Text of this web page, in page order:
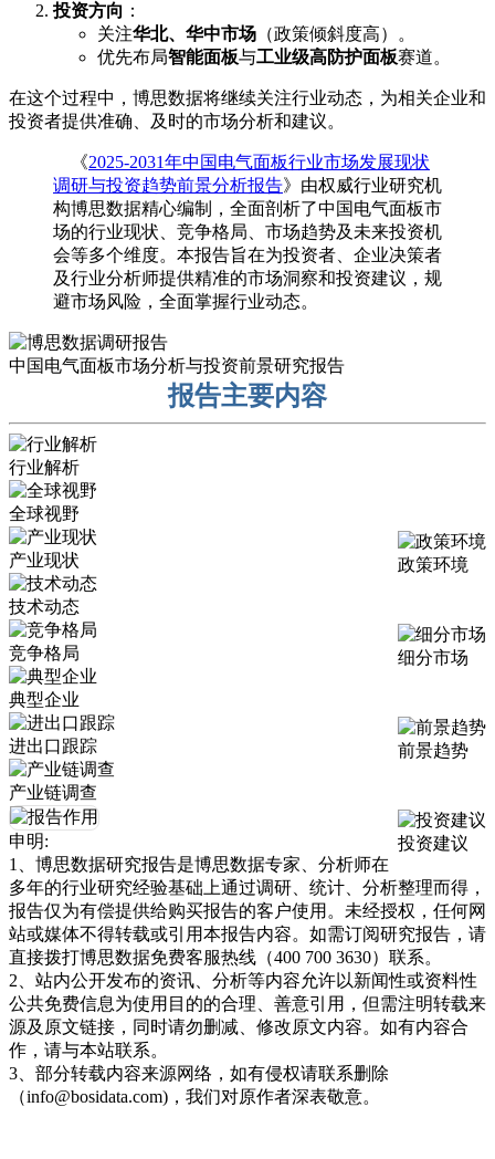
投资方向 ：
关注华北、华中市场 （政策倾斜度高）。
优先布局智能面板与工业级高防护面板赛道。
在这个过程中，博思数据将继续关注行业动态，为相关企业和
投资者提供准确、及时的市场分析和建议。
《2025-2031年中国电气面板行业市场发展现状
调研与投资趋势前景分析报告》由权威行业研究机
构博思数据精心编制，全面剖析了中国电气面板市
场的行业现状、竞争格局、市场趋势及未来投资机
会等多个维度。本报告旨在为投资者、企业决策者
及行业分析师提供精准的市场洞察和投资建议，规
避市场风险，全面掌握行业动态。
中国电气面板市场分析与投资前景研究报告
报告主要内容
行业解析
全球视野
政策环境
产业现状
技术动态
细分市场
竞争格局
典型企业
前景趋势
进出口跟踪
产业链调查
投资建议
申明:
1、博思数据研究报告是博思数据专家、分析师在
多年的行业研究经验基础上通过调研、统计、分析整理而得，
报告仅为有偿提供给购买报告的客户使用。未经授权，任何网
站或媒体不得转载或引用本报告内容。如需订阅研究报告，请
直接拨打博思数据免费客服热线（400 700 3630）联系。
2、站内公开发布的资讯、分析等内容允许以新闻性或资料性
公共免费信息为使用目的的合理、善意引用，但需注明转载来
源及原文链接，同时请勿删减、修改原文内容。如有内容合
作，请与本站联系。
3、部分转载内容来源网络，如有侵权请联系删除
（info@bosidata.com)，我们对原作者深表敬意。